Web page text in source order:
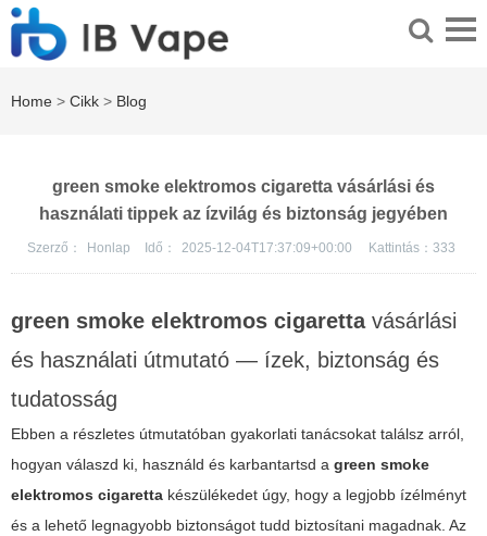
Home > Cikk > Blog
green smoke elektromos cigaretta vásárlási és
használati tippek az ízvilág és biztonság jegyében
Szerző： Honlap Idő： 2025-12-04T17:37:09+00:00 Kattintás： 333
green smoke elektromos cigarettavásárlási
és használati útmutató — ízek, biztonság és
tudatosság
Ebben a részletes útmutatóban gyakorlati tanácsokat találsz arról,
hogyan válaszd ki, használd és karbantartsd a green smoke
elektromos cigaretta készülékedet úgy, hogy a legjobb ízélményt
és a lehető legnagyobb biztonságot tudd biztosítani magadnak. Az